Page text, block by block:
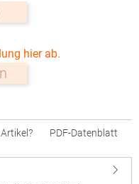
hier ab.
PDF-Datenblatt